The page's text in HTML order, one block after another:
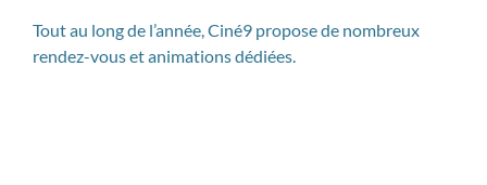
Tout au long de l’année, Ciné9 propose de nombreux
rendez-vous et animations dédiées.